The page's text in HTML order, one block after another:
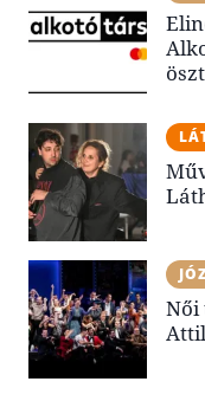
Női